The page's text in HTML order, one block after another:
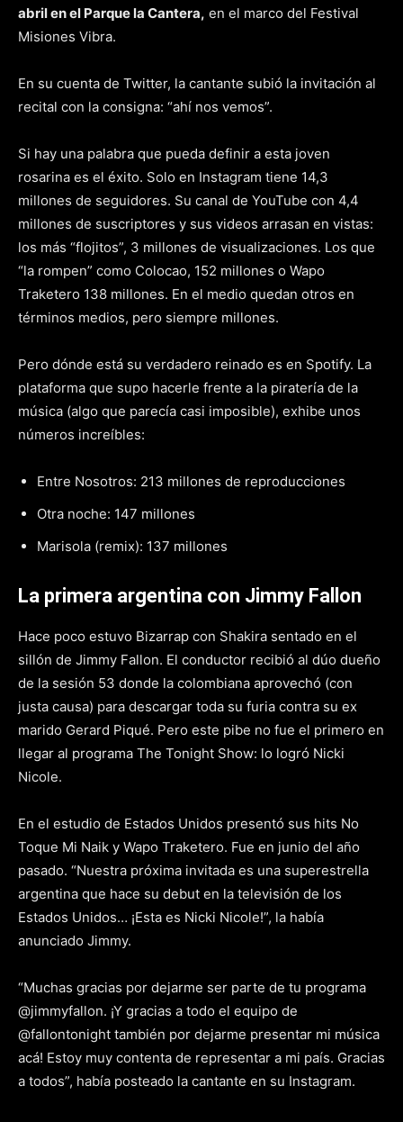
abril en el Parque la Cantera, en el marco del Festival
Misiones Vibra.
En su cuenta de Twitter, la cantante subió la invitación al
recital con la consigna: “ahí nos vemos”.
Si hay una palabra que pueda definir a esta joven
rosarina es el éxito. Solo en Instagram tiene 14,3
millones de seguidores. Su canal de YouTube con 4,4
millones de suscriptores y sus videos arrasan en vistas:
los más “flojitos”, 3 millones de visualizaciones. Los que
“la rompen” como Colocao, 152 millones o Wapo
Traketero 138 millones. En el medio quedan otros en
términos medios, pero siempre millones.
Pero dónde está su verdadero reinado es en Spotify. La
plataforma que supo hacerle frente a la piratería de la
música (algo que parecía casi imposible), exhibe unos
números increíbles:
Entre Nosotros: 213 millones de reproducciones
Otra noche: 147 millones
Marisola (remix): 137 millones
La primera argentina con Jimmy Fallon
Hace poco estuvo Bizarrap con Shakira sentado en el
sillón de Jimmy Fallon. El conductor recibió al dúo dueño
de la sesión 53 donde la colombiana aprovechó (con
justa causa) para descargar toda su furia contra su ex
marido Gerard Piqué. Pero este pibe no fue el primero en
llegar al programa The Tonight Show: lo logró Nicki
Nicole.
En el estudio de Estados Unidos presentó sus hits No
Toque Mi Naik y Wapo Traketero. Fue en junio del año
pasado. “Nuestra próxima invitada es una superestrella
argentina que hace su debut en la televisión de los
Estados Unidos… ¡Esta es Nicki Nicole!”, la había
anunciado Jimmy.
“Muchas gracias por dejarme ser parte de tu programa
@jimmyfallon. ¡Y gracias a todo el equipo de
@fallontonight también por dejarme presentar mi música
acá! Estoy muy contenta de representar a mi país. Gracias
a todos”, había posteado la cantante en su Instagram.